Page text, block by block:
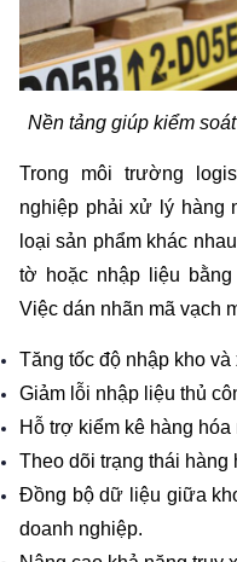
Nền tảng giúp kiểm
Trong môi trường
nghiệp phải xử lý hàng
loại sản phẩm khác
tờ hoặc nhập liệu
Việc dán nhãn mã vạch
Tăng tốc độ nhập kho và
Giảm lỗi nhập liệu thủ
Hỗ trợ kiểm kê hàng hóa
Theo dõi trạng thái
Đồng bộ dữ liệu giữa
doanh nghiệp.